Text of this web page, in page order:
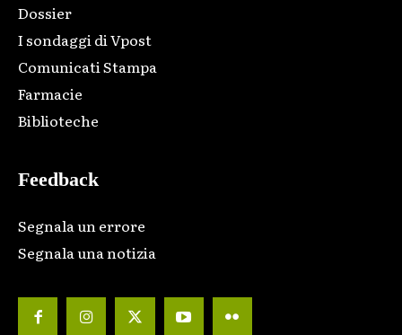
Dossier
I sondaggi di Vpost
Comunicati Stampa
Farmacie
Biblioteche
Feedback
Segnala un errore
Segnala una notizia